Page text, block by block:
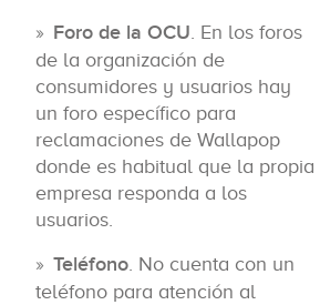
Foro de la OCU . En los foros
de la organización de
consumidores y usuarios hay
un foro específico para
reclamaciones de Wallapop
donde es habitual que la propia
empresa responda a los
usuarios.
Teléfono . No cuenta con un
teléfono para atención al